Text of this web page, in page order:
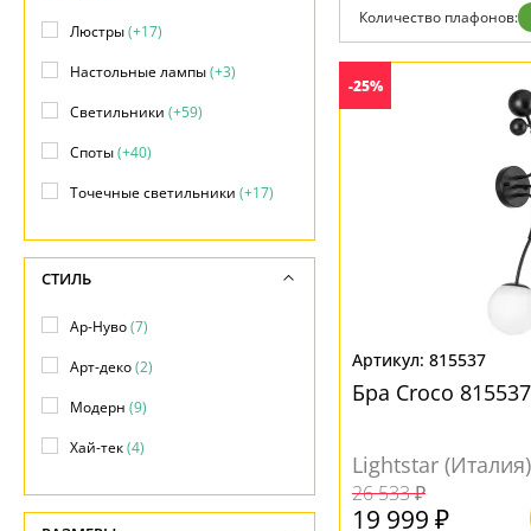
Доставка и оплата
Гарантия
Возврат
Установка
Бренды
Контакты
Количество плафонов:
-25%
815537
Бра Croco
Lightstar (Италия)
26 533 ₽
19 999 ₽
Люстры(+17)
Настольные лампы(+3)
Светильники (+59)
Споты(+40)
Точечные светильники (+17)
СТИЛЬ
Ар-Нуво(7)
Арт-деко(2)
Модерн (9)
Хай-тек(4)